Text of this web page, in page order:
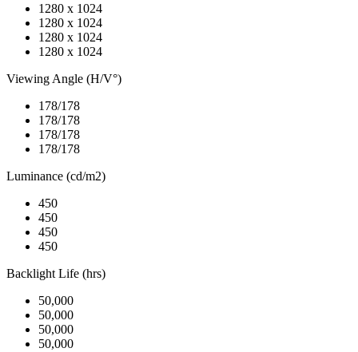
1280 x 1024
1280 x 1024
1280 x 1024
1280 x 1024
Viewing Angle (H/V°)
178/178
178/178
178/178
178/178
Luminance (cd/m2)
450
450
450
450
Backlight Life (hrs)
50,000
50,000
50,000
50,000